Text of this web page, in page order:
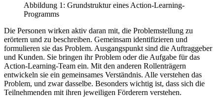
Abbildung 1: Grundstruktur eines Action-Learning-
Programms
Die Personen wirken aktiv daran mit, die Problemstellung zu
erörtern und zu beschreiben. Gemeinsam identifizieren und
formulieren sie das Problem. Ausgangspunkt sind die Auftraggeber
und Kunden. Sie bringen ihr Problem oder die Aufgabe für das
Action-Learning-Team ein. Mit den anderen Rollenträgern
entwickeln sie ein gemeinsames Verständnis. Alle verstehen das
Problem, und zwar dasselbe. Besonders wichtig ist, dass sich die
Teilnehmenden mit ihren jeweiligen Förderern verstehen.